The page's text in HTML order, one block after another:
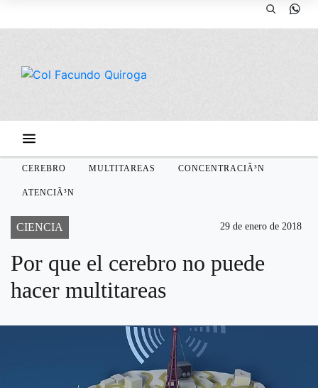
CEREBRO MULTITAREAS CONCENTRACIÃ³N
ATENCIÃ³N
CIENCIA 29 de enero de 2018
Por que el cerebro no puede
hacer multitareas